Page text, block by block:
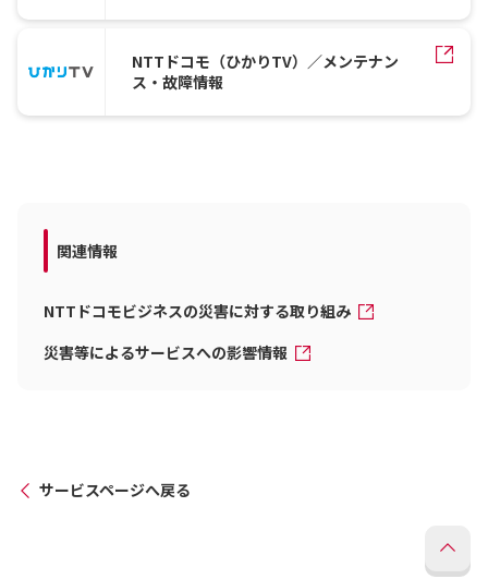
NTTドコモ（ひかりTV）／メンテナン
ス・故障情報
関連情報
NTTドコモビジネスの災害に対する取り組み
災害等によるサービスへの影響情報
サービスページへ戻る